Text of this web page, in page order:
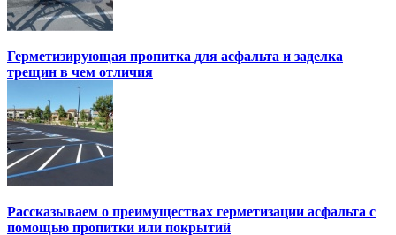
Герметизирующая пропитка для асфальта и заделка
трещин в чем отличия
Рассказываем о преимуществах герметизации асфальта с
помощью пропитки или покрытий